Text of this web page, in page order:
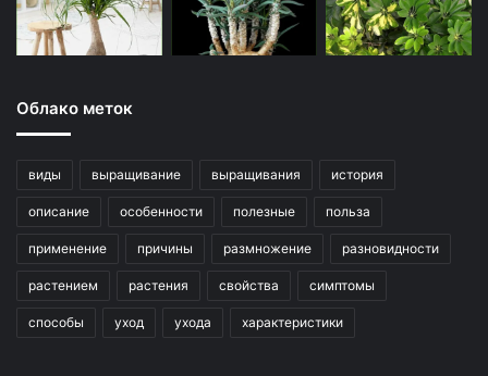
Облако меток
виды выращивание выращивания история
описание особенности полезные польза
применение причины размножение разновидности
растением растения свойства симптомы
способы уход ухода характеристики